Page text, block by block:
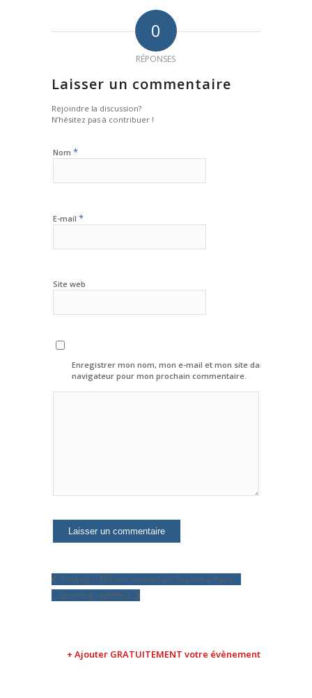
0
RÉPONSES
Laisser un commentaire
Rejoindre la discussion?
N’hésitez pas à contribuer !
Nom *
E-mail *
Site web
Enregistrer mon nom, mon e-mail et mon site dans le
navigateur pour mon prochain commentaire.
Rodrigo LEÃO en concert au Trianon à Paris
Sporting – Benfica
+ Ajouter GRATUITEMENT votre évènement